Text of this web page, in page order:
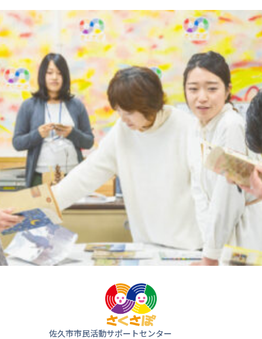
気軽にお
佐久市市民活動サポートセンター